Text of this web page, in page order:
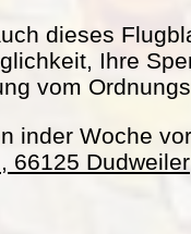
dieses
Ihre
vom
inder Woche
66125 Dudweiler